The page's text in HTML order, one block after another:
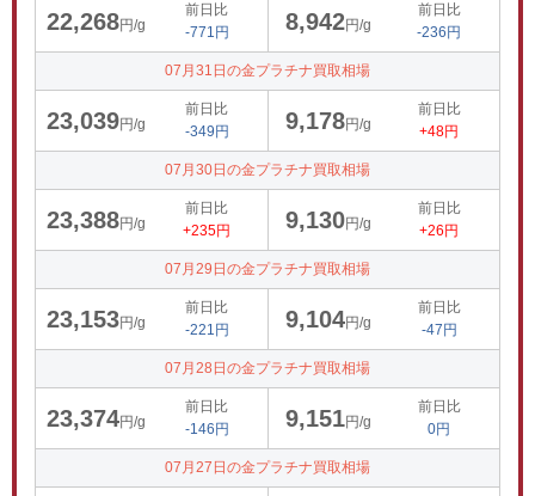
22,268円/g
前日比
-771円
8,942円/g
前日比
-236円
07月31日の金プラチナ買取相場
23,039円/g
前日比
-349円
9,178円/g
前日比
+48円
07月30日の金プラチナ買取相場
23,388円/g
前日比
+235円
9,130円/g
前日比
+26円
07月29日の金プラチナ買取相場
23,153円/g
前日比
-221円
9,104円/g
前日比
-47円
07月28日の金プラチナ買取相場
23,374円/g
前日比
-146円
9,151円/g
前日比
0円
07月27日の金プラチナ買取相場